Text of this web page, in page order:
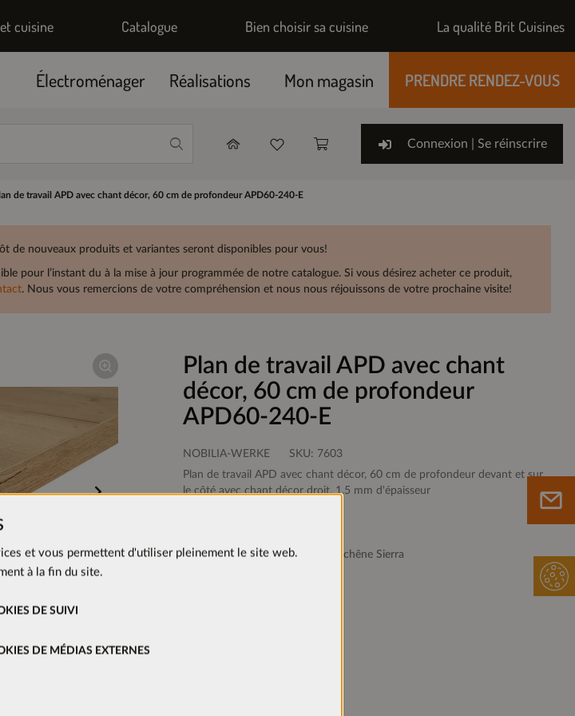
cuisine Catalogue Bien choisir sa cuisine La qualité Brit Cuisines
Électroménager Réalisations Mon magasin PRENDRE RENDEZ-VOUS
et vous permettent d'utiliser pleinement le site web.
à la fin du site.
DE SUIVI
DE MÉDIAS EXTERNES
Connexion | Se réinscrire
de travail APD avec chant décor, 60 cm de profondeur APD60-240-E
de nouveaux produits et variantes seront disponibles pour vous!
pour l’instant du à la mise à jour programmée de notre catalogue. Si vous désirez acheter ce produit,
. Nous vous remercions de votre compréhension et nous nous réjouissons de votre prochaine visite!
Plan de travail APD avec chant
décor, 60 cm de profondeur
APD60-240-E
NOBILIA-WERKE SKU: 7603
Plan de travail APD avec chant décor, 60 cm de profondeur devant et sur
le côté avec chant décor droit, 1,5 mm d'épaisseur
Coloris de plan de travail Décor chêne Sierra